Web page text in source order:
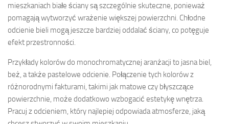
mieszkaniach białe ściany są szczególnie skuteczne, ponieważ
pomagają wytworzyć wrażenie większej powierzchni. Chłodne
odcienie bieli mogą jeszcze bardziej oddalać ściany, co potęguje
efekt przestronności.
Przykłady kolorów do monochromatycznej aranżacji to jasna biel,
beż, a także pastelowe odcienie. Połączenie tych kolorów z
różnorodnymi fakturami, takimi jak matowe czy błyszczące
powierzchnie, może dodatkowo wzbogacić estetykę wnętrza.
Pracuj z odcieniem, który najlepiej odpowiada atmosferze, jaką